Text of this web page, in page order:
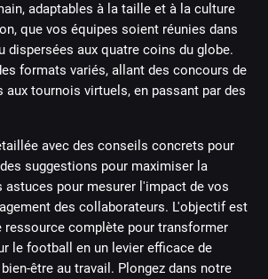
adaptables à la taille et à la culture
que vos équipes soient réunies dans
dispersées aux quatre coins du globe.
formats variés, allant des concours de
tournois virtuels, en passant par des
avec des conseils concrets pour
suggestions pour maximiser la
astuces pour mesurer l'impact de vos
des collaborateurs. L'objectif est
ressource complète pour transformer
le football en un levier efficace de
être au travail. Plongez dans notre